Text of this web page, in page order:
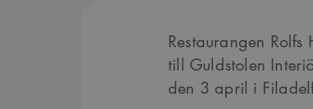
Restaurangen
till Guldstolen
den 3 april i